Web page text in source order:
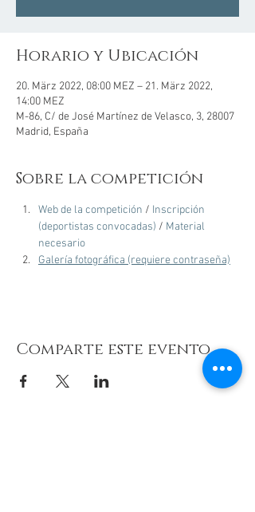
Horario y Ubicación
20. März 2022, 08:00 MEZ – 21. März 2022,
14:00 MEZ
M-86, C/ de José Martínez de Velasco, 3, 28007
Madrid, España
Sobre la competición
Web de la competición / Inscripción
(deportistas convocadas) / Material
necesario
Galería fotográfica (requiere contraseña)
Comparte este evento